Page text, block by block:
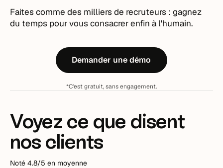
Faites comme des milliers de recruteurs : gagnez
du temps pour vous consacrer enfin à l'humain.
Demander une démo
*C'est gratuit, sans engagement.
Voyez ce que disent
nos clients
Noté 4.8/5 en moyenne